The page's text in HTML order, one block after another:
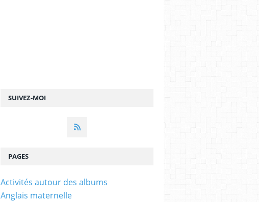
SUIVEZ-MOI
PAGES
Activités autour des albums
Anglais maternelle